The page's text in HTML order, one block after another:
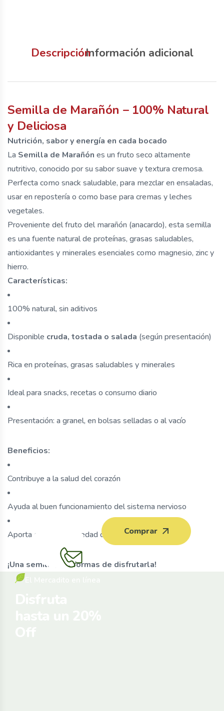
DescripciónInformación adicional
Semilla de Marañón – 100% Natural
y Deliciosa
Nutrición, sabor y energía en cada bocado
La Semilla de Marañón es un fruto seco altamente
nutritivo, conocido por su sabor suave y textura cremosa.
Perfecta como snack saludable, para mezclar en ensaladas,
usar en repostería o como base para cremas y leches
vegetales.
Proveniente del fruto del marañón (anacardo), esta semilla
es una fuente natural de proteínas, grasas saludables,
antioxidantes y minerales esenciales como magnesio, zinc y
hierro.
Características:
100% natural, sin aditivos
Disponible cruda, tostada o salada (según presentación)
Rica en proteínas, grasas saludables y minerales
Ideal para snacks, recetas o consumo diario
Presentación: a granel, en bolsas selladas o al vacío
Beneficios:
Contribuye a la salud del corazón
Ayuda al buen funcionamiento del sistema nervioso
Aporta energía y saciedad de forma natural
¡Una semilla, mil formas de disfrutarla!
Comprar